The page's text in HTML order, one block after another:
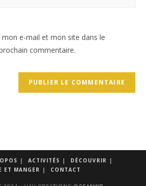
e-mail et mon site dans le
commentaire.
ACTIVITÉS
DÉCOUVRIR
ET MANGER
CONTACT